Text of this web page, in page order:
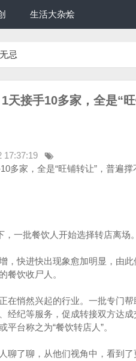
生活大杂烩
忌
天接手10多家，全是“
17:37:19
多家，全是“旺铺转让”，普遍
一批餐饮人开始选择转店离场。
，快进快出现象愈加明显，由
餐饮收尸人。
在悄然兴起的行业。一批专门
经纪等服务，促成转接双方达
台称之为“餐饮转店人”。
聊了聊，从他们视角中，看到